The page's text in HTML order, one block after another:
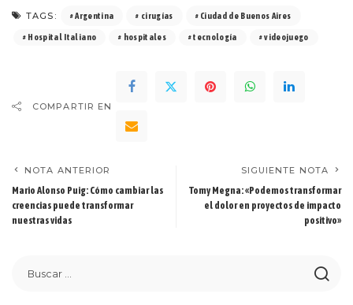
TAGS: Argentina cirugías Ciudad de Buenos Aires
Hospital Italiano hospitales tecnología videojuego
COMPARTIR EN
NOTA ANTERIOR
Mario Alonso Puig: Cómo cambiar las
creencias puede transformar
nuestras vidas
SIGUIENTE NOTA
Tomy Megna: «Podemos transformar
el dolor en proyectos de impacto
positivo»